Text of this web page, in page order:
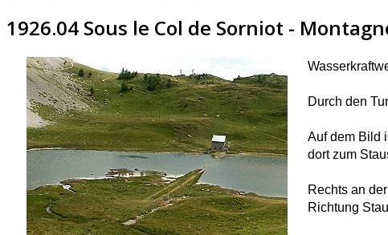
1926.04 Sous le Col de Sorniot -
Durch den
Auf dem Bild
dort zum
Rechts an
Richtung